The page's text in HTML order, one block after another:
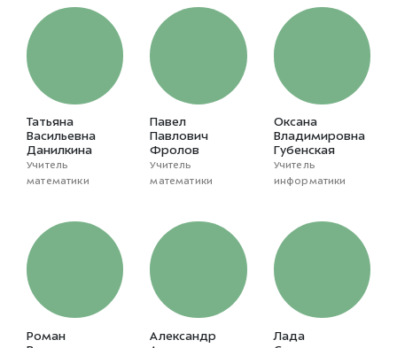
Татьяна
Васильевна
Данилкина
Учитель
математики
Павел
Павлович
Фролов
Учитель
математики
Оксана
Владимировна
Губенская
Учитель
информатики
Роман
Александр
Лада